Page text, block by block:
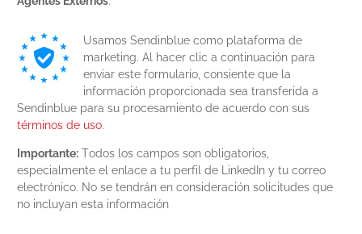
Usamos Sendinblue como plataforma de
marketing. Al hacer clic a continuación para
enviar este formulario, consiente que la
información proporcionada sea transferida a
Sendinblue para su procesamiento de acuerdo con sus
términos de uso.
Importante: Todos los campos son obligatorios,
especialmente el enlace a tu perfil de LinkedIn y tu correo
electrónico. No se tendrán en consideración solicitudes que
no incluyan esta información